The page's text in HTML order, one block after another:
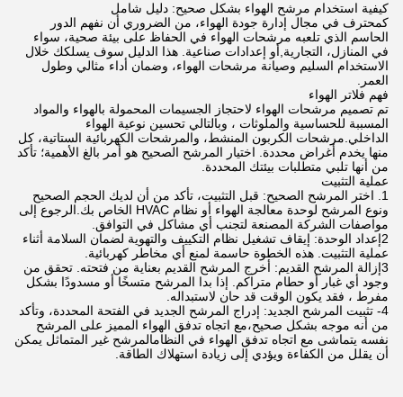
كيفية استخدام مرشح الهواء بشكل صحيح: دليل شامل
كمحترف في مجال إدارة جودة الهواء، من الضروري أن نفهم الدور
الحاسم الذي تلعبه مرشحات الهواء في الحفاظ على بيئة صحية، سواء
في المنازل، التجارية,أو إعدادات صناعية. هذا الدليل سوف يسلكك خلال
الاستخدام السليم وصيانة مرشحات الهواء، وضمان أداء مثالي وطول
العمر.
فهم فلاتر الهواء
تم تصميم مرشحات الهواء لاحتجاز الجسيمات المحمولة بالهواء والمواد
المسببة للحساسية والملوثات ، وبالتالي تحسين نوعية الهواء
الداخلي.مرشحات الكربون المنشط، والمرشحات الكهربائية الستاتية، كل
منها يخدم أغراض محددة. اختيار المرشح الصحيح هو أمر بالغ الأهمية؛ تأكد
من أنها تلبي متطلبات بيئتك المحددة.
عملية التثبيت
1. اختر المرشح الصحيح: قبل التثبيت، تأكد من أن لديك الحجم الصحيح
ونوع المرشح لوحدة معالجة الهواء أو نظام HVAC الخاص بك.الرجوع إلى
مواصفات الشركة المصنعة لتجنب أي مشاكل في التوافق.
2إعداد الوحدة: إيقاف تشغيل نظام التكييف والتهوية لضمان السلامة أثناء
عملية التثبيت. هذه الخطوة حاسمة لمنع أي مخاطر كهربائية.
3إزالة المرشح القديم: أخرج المرشح القديم بعناية من فتحته. تحقق من
وجود أي غبار أو حطام متراكم. إذا بدا المرشح متسخًا أو مسدودًا بشكل
مفرط ، فقد يكون الوقت قد حان لاستبداله.
4- تثبيت المرشح الجديد: إدراج المرشح الجديد في الفتحة المحددة، وتأكد
من أنه موجه بشكل صحيح،مع اتجاه تدفق الهواء المميز على المرشح
نفسه يتماشى مع اتجاه تدفق الهواء في النظامالمرشح غير المتماثل يمكن
أن يقلل من الكفاءة ويؤدي إلى زيادة استهلاك الطاقة.